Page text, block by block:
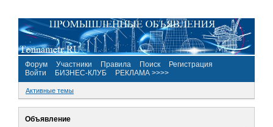
Форум Участники Правила Поиск
Регистрация
Войти
БИЗНЕС-КЛУБ РЕКЛАМА >>>>
Активные темы
Объявление